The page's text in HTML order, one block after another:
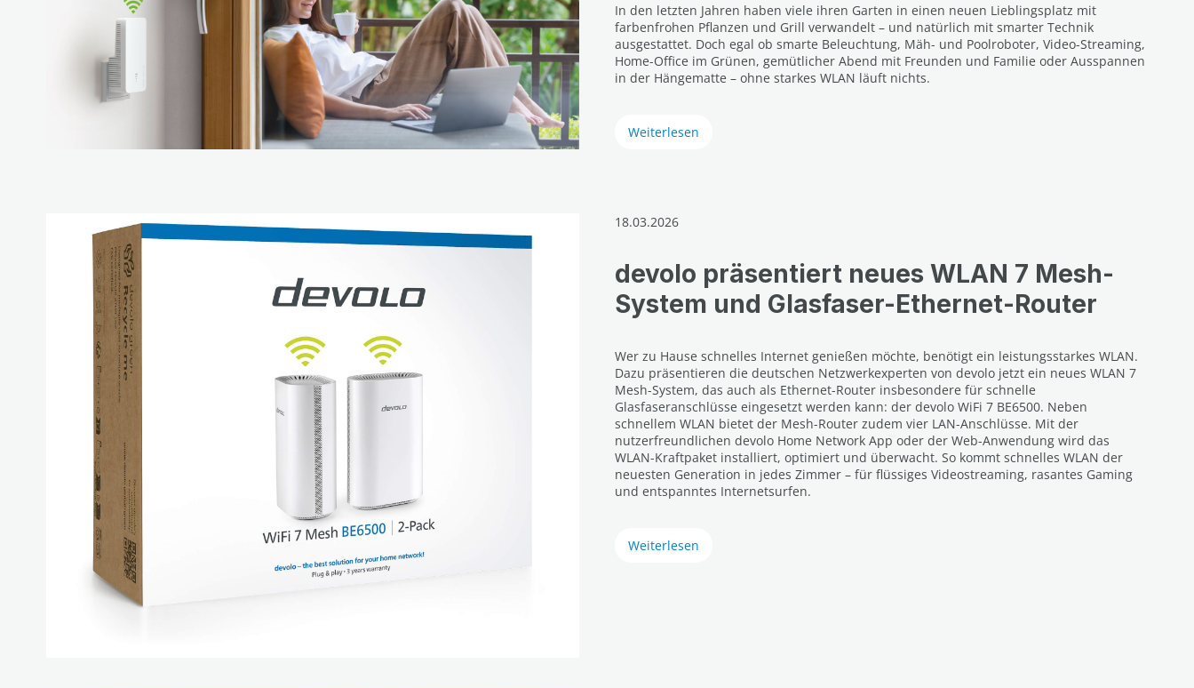
In den letzten Jahren haben viele ihren Garten in einen neuen Lieblingsplatz mit
farbenfrohen Pflanzen und Grill verwandelt – und natürlich mit smarter Technik
ausgestattet. Doch egal ob smarte Beleuchtung, Mäh- und Poolroboter, Video-Streaming,
Home-Office im Grünen, gemütlicher Abend mit Freunden und Familie oder Ausspannen
in der Hängematte – ohne starkes WLAN läuft nichts.
Weiterlesen
18.03.2026
devolo präsentiert neues WLAN 7 Mesh-
System und Glasfaser-Ethernet-Router
Wer zu Hause schnelles Internet genießen möchte, benötigt ein leistungsstarkes WLAN.
Dazu präsentieren die deutschen Netzwerkexperten von devolo jetzt ein neues WLAN 7
Mesh-System, das auch als Ethernet-Router insbesondere für schnelle
Glasfaseranschlüsse eingesetzt werden kann: der devolo WiFi 7 BE6500. Neben
schnellem WLAN bietet der Mesh-Router zudem vier LAN-Anschlüsse. Mit der
nutzerfreundlichen devolo Home Network App oder der Web-Anwendung wird das
WLAN-Kraftpaket installiert, optimiert und überwacht. So kommt schnelles WLAN der
neuesten Generation in jedes Zimmer – für flüssiges Videostreaming, rasantes Gaming
und entspanntes Internetsurfen.
Weiterlesen